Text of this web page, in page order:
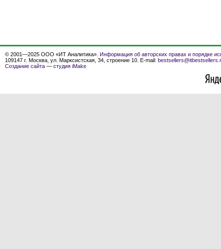
© 2001—2025 ООО «ИТ Аналитика». Информация об авторских правах и порядке
109147 г. Москва, ул. Марксистская, 34, строение 10. E-mail:
Создание сайта — студия iMake